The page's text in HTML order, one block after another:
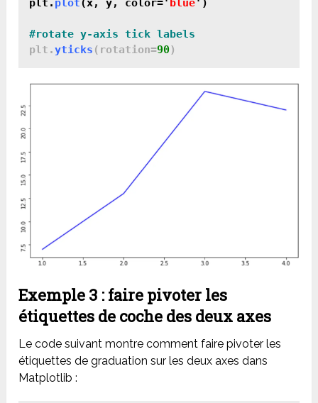
#rotate y-axis tick labels
plt.yticks (rotation=90)
Exemple 3 : faire pivoter les
étiquettes de coche des deux axes
Le code suivant montre comment faire pivoter les
étiquettes de graduation sur les deux axes dans
Matplotlib :